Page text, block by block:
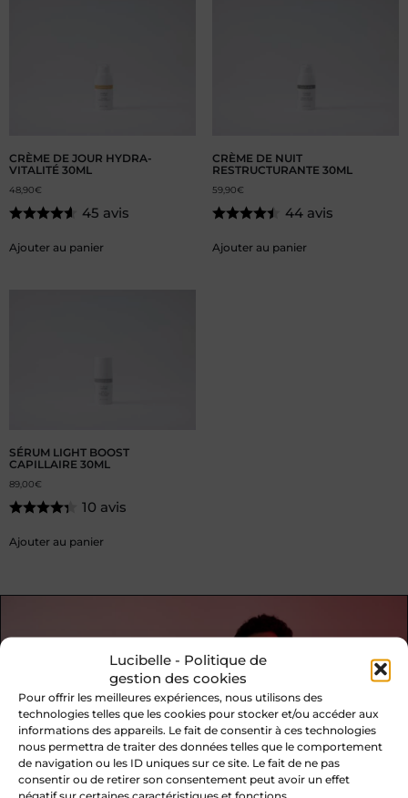
Lucibelle - Politique de
gestion des cookies
Pour offrir les meilleures expériences, nous utilisons des
technologies telles que les cookies pour stocker et/ou accéder aux
informations des appareils. Le fait de consentir à ces technologies
nous permettra de traiter des données telles que le comportement
de navigation ou les ID uniques sur ce site. Le fait de ne pas
consentir ou de retirer son consentement peut avoir un effet
négatif sur certaines caractéristiques et fonctions.
CRÈME DE JOUR HYDRA-
VITALITÉ 30ML
48,90€
45 avis
Ajouter au panier
CRÈME DE NUIT
RESTRUCTURANTE 30ML
59,90€
44 avis
Ajouter au panier
SÉRUM LIGHT BOOST
CAPILLAIRE 30ML
89,00€
10 avis
Ajouter au panier